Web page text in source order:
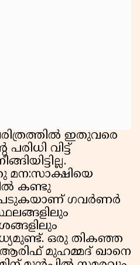
ഇതുവരെ
വിട്ട്
മന:സാക്ഷിയെ
കണ്ടു
ഗവർണർ
ഒരു തികഞ്ഞ
ആരിഫ് മുഹമ്മദ് ഖാനെ